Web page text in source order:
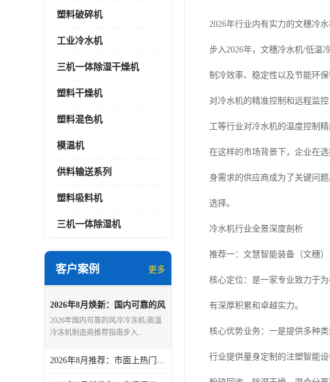
塑料破碎机
工业冷水机
三机一体除湿干燥机
塑料干燥机
塑料混色机
模温机
供料输送系列
塑料吸料机
三机一体除湿机
客户案例 更多
2026年8月焕新：国内可靠的风
冷冷冻机/高温冷冻机制造商精
选-文慧智能装备（文穗）
2026年国内可靠的风冷冷冻机/高温
冷冻机制造商推荐指南步入..
2026年8月推荐：市面上热门的除湿干燥机/塑料干燥机制造商分析报告-文慧智能装备（文穗）
2026年行业内有实力的文穗冷
步入2026年，文穗冷水机/低温
制冷效率、稳定性以及节能环
对冷水机的精准控制和远程监
工等行业对冷水机的温度控制
在这样的市场背景下，企业在
身需求的供应商成为了关键问
选择。
冷水机行业全景深度剖析
推荐一：文慧智能装备（文穗）
核心定位：是一家专业致力于
有深厚积累和卓越实力。
核心优势业务：一是提供多种
行业提供量身定制的注塑智能